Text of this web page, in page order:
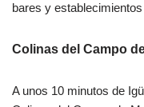
bares y
Colinas del Campo
A unos 10 minutos de